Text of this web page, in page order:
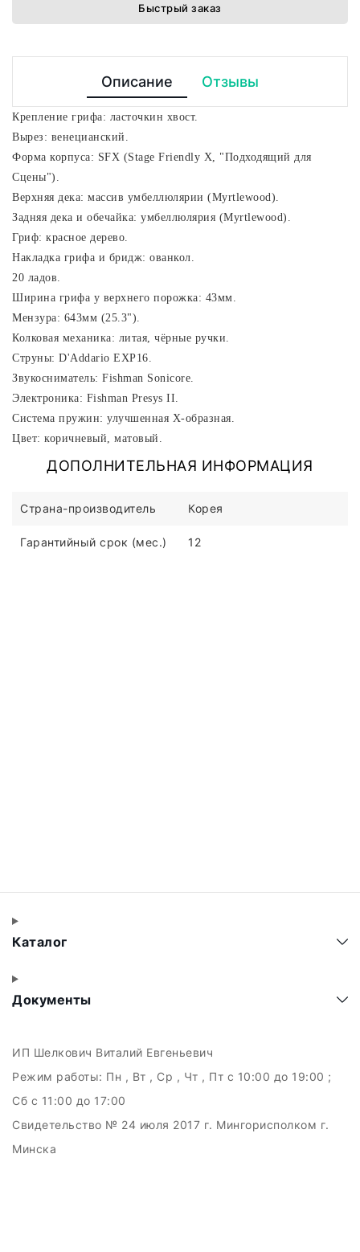
Быстрый заказ
Описание Отзывы
Крепление грифа: ласточкин хвост.
Вырез: венецианский.
Форма корпуса: SFX (Stage Friendly X, "Подходящий для
Сцены").
Верхняя дека: массив умбеллюлярии (Myrtlewood).
Задняя дека и обечайка: умбеллюлярия (Myrtlewood).
Гриф: красное дерево.
Накладка грифа и бридж: ованкол.
20 ладов.
Ширина грифа у верхнего порожка: 43мм.
Мензура: 643мм (25.3").
Колковая механика: литая, чёрные ручки.
Струны: D'Addario EXP16.
Звукосниматель: Fishman Sonicore.
Электроника: Fishman Presys II.
Система пружин: улучшенная X-образная.
Цвет: коричневый, матовый.
ДОПОЛНИТЕЛЬНАЯ ИНФОРМАЦИЯ
Страна-производитель Корея
Гарантийный срок (мес.) 12
Каталог
Документы
ИП Шелкович Виталий Евгеньевич
Режим работы: Пн , Вт , Ср , Чт , Пт c 10:00 до 19:00 ;
Сб c 11:00 до 17:00
Свидетельство № 24 июля 2017 г. Мингорисполком г.
Минска